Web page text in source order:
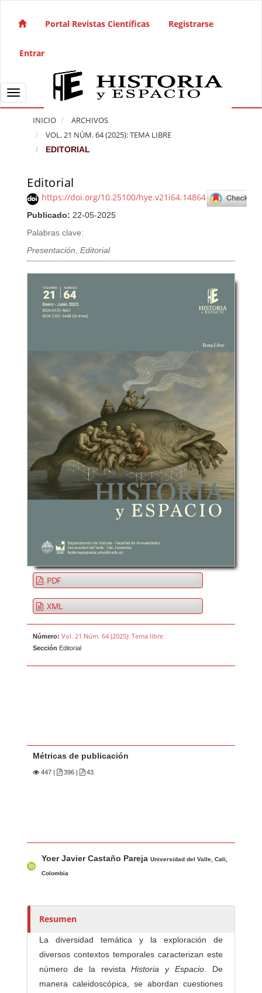
Navegación principal
Barra lateral
Portal Revistas Científicas Registrarse
Entrar
Toggle navigation
INICIO
ARCHIVOS
VOL. 21 NÚM. 64 (2025): TEMA LIBRE
EDITORIAL
Editorial
https://doi.org/10.25100/hye.v21i64.14864
Publicado: 22-05-2025
Palabras clave:
Presentación,Editorial
Barra lateral del artículo
PDF
XML
Número: Vol. 21 Núm. 64 (2025): Tema libre
Sección Editorial
Métricas de publicación
447 396 | 43
u
r
s
Yoer Javier Castaño ParejaUniversidad del Valle, Cali,
Colombia
Resumen
La diversidad temática y la exploración de
diversos contextos temporales caracterizan este
número de la revistaHistoria y Espacio. De
manera caleidoscópica, se abordan cuestiones